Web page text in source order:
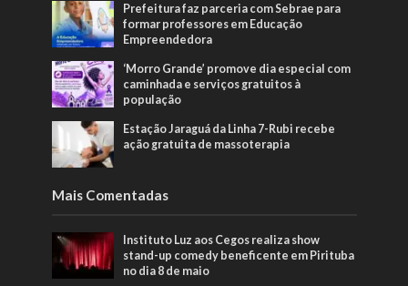
Prefeitura faz parceria com Sebrae para
formar professores em Educação
Empreendedora
‘Morro Grande’ promove dia especial com
caminhada e serviços gratuitos à
população
Estação Jaraguá da Linha 7-Rubi recebe
ação gratuita de massoterapia
Mais Comentadas
Instituto Luz aos Cegos realiza show
stand-up comedy beneficente em Pirituba
no dia 8 de maio